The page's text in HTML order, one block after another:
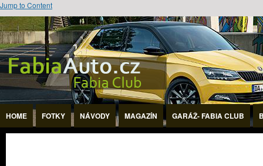
Jump to Content
HOME FOTKY NÁVODY MAGAZÍN GARÁŽ- FABIA CLUB